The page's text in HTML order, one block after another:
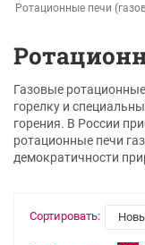
Ротационные печи
Газовые
горелку и
горения. В России
ротационные печи
демократичности
Сортировать: